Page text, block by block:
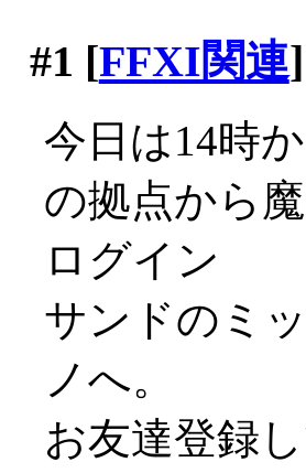
#1 [FFXI関連
今日は14時
の拠点から
ログイン
サンドのミ
ノへ。
お友達登録